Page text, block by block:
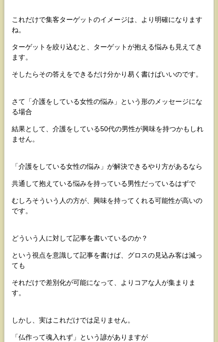
これだけで集客ターゲットのイメージは、より明確になります
ね。
ターゲットを絞り込むと、ターゲットが抱える悩みも見えてき
ます。
そしたらその答えをできるだけ分かり易く書けばいいのです。
さて「介護をしている女性の悩み」という形のメッセージにな
る場合
結果として、介護をしている50代の男性が興味を持つかもしれ
ません。
「介護をしている女性の悩み」が解決できるやり方があるなら
共通して抱えている悩みを持っている男性だっているはずで
むしろそういう人の方が、興味を持ってくれる可能性が高いの
です。
どういう人に対して記事を書いているのか？
という視点を意識して記事を書けば、グロスの見込み客は減っ
ても
それだけで差別化が可能になって、よりコアな人が集まりま
す。
しかし、実はこれだけでは足りません。
「仏作って魂入れず」という諺がありますが